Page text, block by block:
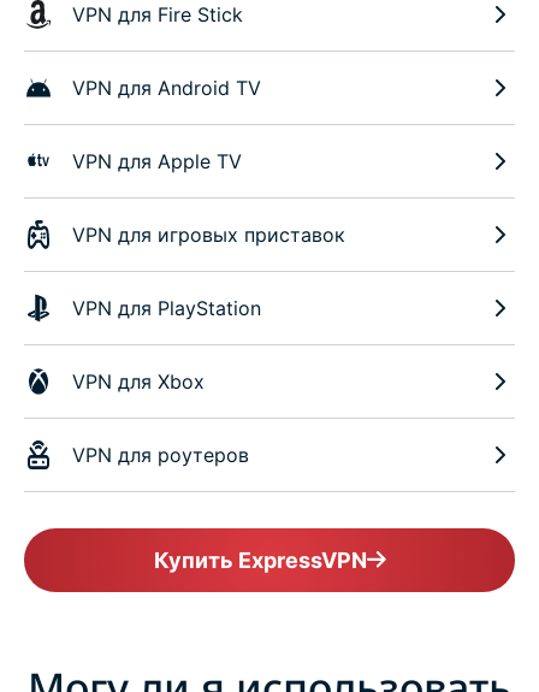
VPN для Fire Stick
VPN для Android TV
VPN для Apple TV
VPN для игровых приставок
VPN для PlayStation
VPN для Xbox
VPN для роутеров
Купить ExpressVPN